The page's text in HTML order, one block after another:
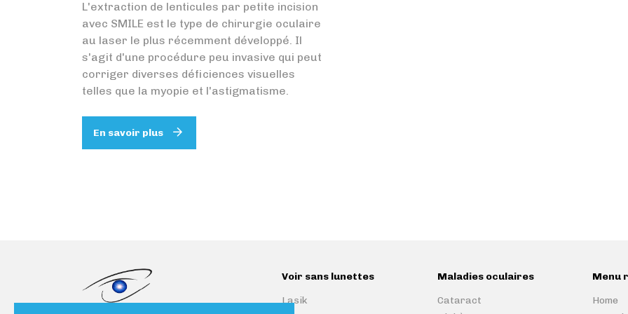
L'extraction de lenticules par petite incision
avec SMILE est le type de chirurgie oculaire
au laser le plus récemment développé. Il
s'agit d'une procédure peu invasive qui peut
corriger diverses déficiences visuelles
telles que la myopie et l'astigmatisme.
En savoir plus
Voir sans lunettes
Lasik
Maladies oculaires
Cataract
Menu
Home